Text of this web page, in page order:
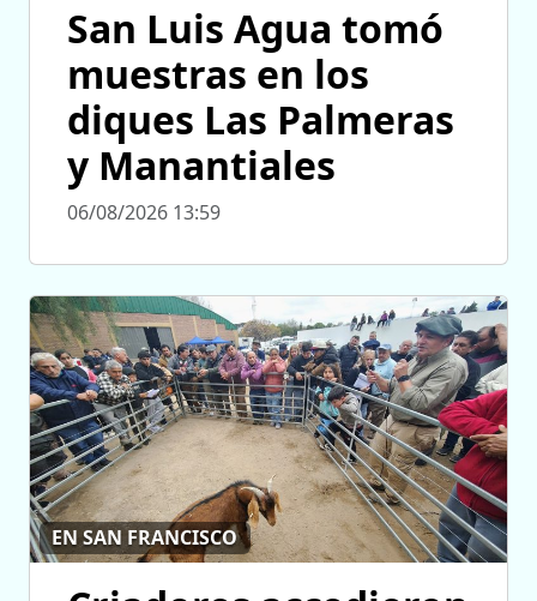
San Luis Agua tomó
muestras en los
diques Las Palmeras
y Manantiales
06/08/2026 13:59
EN SAN FRANCISCO